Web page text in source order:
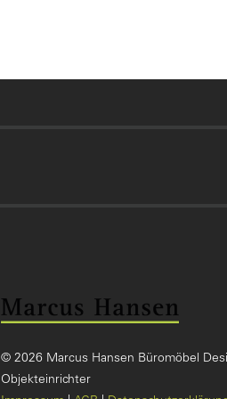
© 2026 Marcus Hansen Büromöbel
Objekteinrichter